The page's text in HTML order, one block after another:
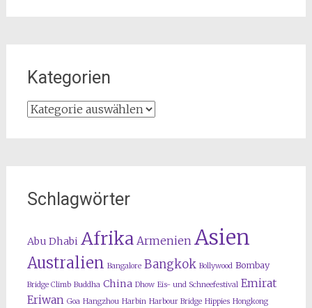
Kategorien
Kategorien
Schlagwörter
Abu Dhabi Afrika Armenien Asien
Australien Bangalore Bangkok Bollywood Bombay
Bridge Climb Buddha China Dhow Eis- und Schneefestival Emirat
Eriwan Goa Hangzhou Harbin Harbour Bridge Hippies Hongkong